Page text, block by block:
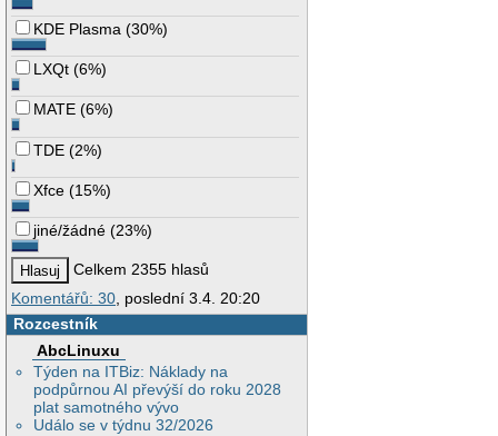
KDE Plasma (30%)
LXQt (6%)
MATE (6%)
TDE (2%)
Xfce (15%)
jiné/žádné (23%)
Celkem 2355 hlasů
Komentářů: 30 , poslední 3.4. 20:20
Rozcestník
AbcLinuxu
Týden na ITBiz: Náklady na
podpůrnou AI převýší do roku 2028
plat samotného vývo
Událo se v týdnu 32/2026